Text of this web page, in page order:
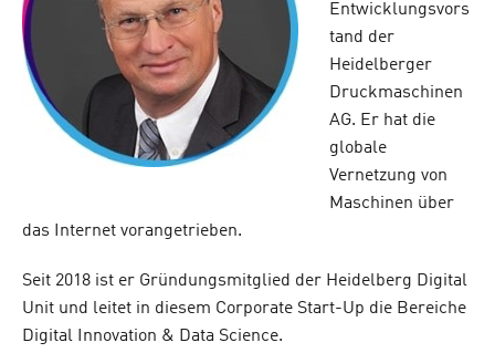
Entwicklungsvors
tand der
Heidelberger
Druckmaschinen
AG. Er hat die
globale
Vernetzung von
Maschinen über
das Internet vorangetrieben.
Seit 2018 ist er Gründungsmitglied der Heidelberg Digital
Unit und leitet in diesem Corporate Start-Up die Bereiche
Digital Innovation & Data Science.